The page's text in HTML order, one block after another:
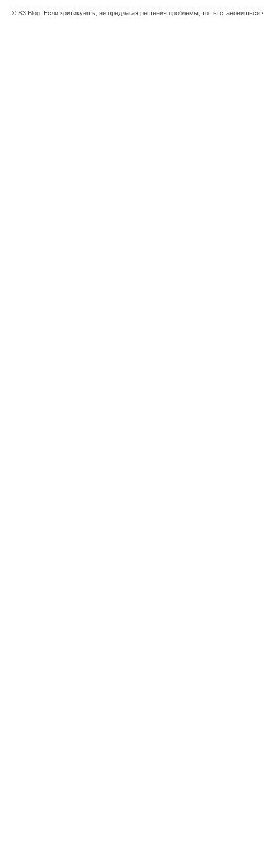
© S3.Blog: Если критикуешь, не предлагая решения проблемы, то ты становишься